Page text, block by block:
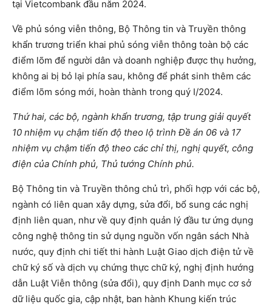
tại Vietcombank đầu năm 2024.
Về phủ sóng viễn thông, Bộ Thông tin và Truyền thông
khẩn trương triển khai phủ sóng viễn thông toàn bộ các
điểm lõm để người dân và doanh nghiệp được thụ hưởng,
không ai bị bỏ lại phía sau, không để phát sinh thêm các
điểm lõm sóng mới, hoàn thành trong quý I/2024.
Thứ hai, các bộ, ngành khẩn trương, tập trung giải quyết
10 nhiệm vụ chậm tiến độ theo lộ trình Đề án 06 và 17
nhiệm vụ chậm tiến độ theo các chỉ thị, nghị quyết, công
điện của Chính phủ, Thủ tướng Chính phủ.
Bộ Thông tin và Truyền thông chủ trì, phối hợp với các bộ,
ngành có liên quan xây dựng, sửa đổi, bổ sung các nghị
định liên quan, như về quy định quản lý đầu tư ứng dụng
công nghệ thông tin sử dụng nguồn vốn ngân sách Nhà
nước, quy định chi tiết thi hành Luật Giao dịch điện tử về
chữ ký số và dịch vụ chứng thực chữ ký, nghị định hướng
dẫn Luật Viễn thông (sửa đổi), quy định Danh mục cơ sở
dữ liệu quốc gia, cập nhật, ban hành Khung kiến trúc